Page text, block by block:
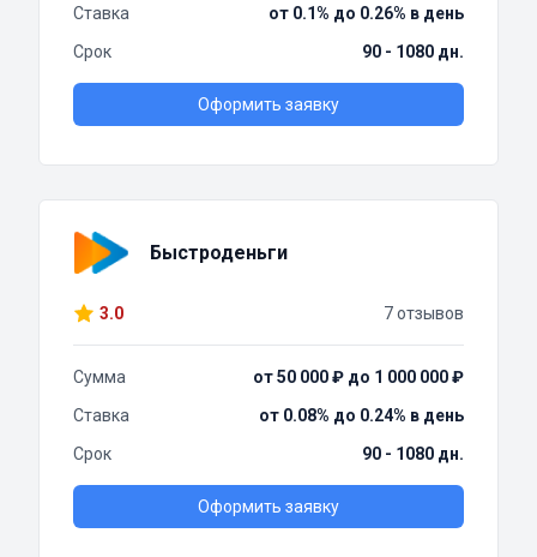
Ставка
от 0.1% до 0.26% в день
Срок
90 - 1080 дн.
Оформить заявку
Быстроденьги
3.0 7 отзывов
Сумма
от 50 000 ₽ до 1 000 000 ₽
Ставка
от 0.08% до 0.24% в день
Срок
90 - 1080 дн.
Оформить заявку